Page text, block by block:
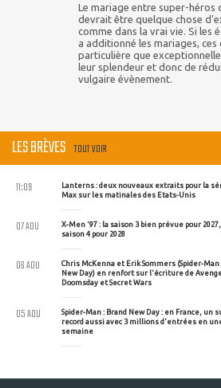
Le mariage entre super-héros
devrait être quelque chose
comme dans la vrai vie. Si les
a additionné les mariages,
particulière que
leur splendeur et donc de
vulgaire évènement.
LES BRÈVES TOUT VOIR
Lanterns : deux nouveaux extraits pour la
Max sur les matinales des Etats-Unis
11:09
X-Men '97 : la saison 3 bien prévue pour
saison 4 pour 2028
07 AOU
Chris McKenna et Erik Sommers (Spider-Man
New Day) en renfort sur l'écriture de
Doomsday et Secret Wars
06 AOU
Spider-Man : Brand New Day : en France, un
record aussi avec 3 millions d'entrées en
semaine
05 AOU